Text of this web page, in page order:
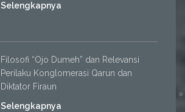
Selengkapnya
Filosofi “Ojo Dumeh” dan Relevansi
Perilaku Konglomerasi Qarun dan
Diktator Firaun
Selengkapnya